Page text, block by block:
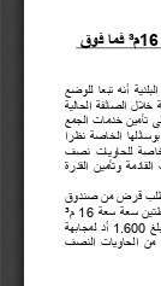
16 م³ فما فوق
البلدیة أنھ تبعا
للوضع
خلال الصائفة
الحالیة
تأمین خدمات
الجمع
بوسائلھا الخاصة
نظرا
للحاویات
نصف
القادمة وتأمین
القدرة
قرض من
صندوق
سعة سعة 16 م³
1.600 أد
لمجابھة
من الحاویات
النصف